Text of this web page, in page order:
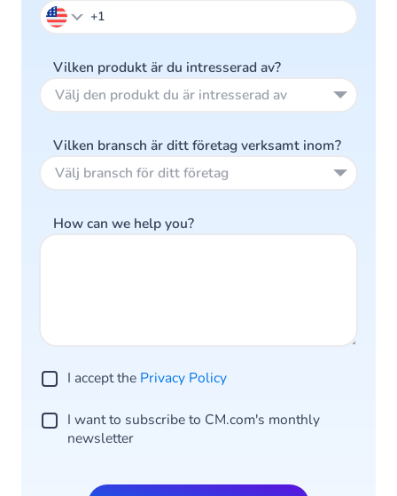
Vilken produkt är du intresserad av?
Välj den produkt du är intresserad av
Vilken bransch är ditt företag verksamt inom?
Välj bransch för ditt företag
How can we help you?
I accept the Privacy Policy
I want to subscribe to CM.com's monthly
newsletter